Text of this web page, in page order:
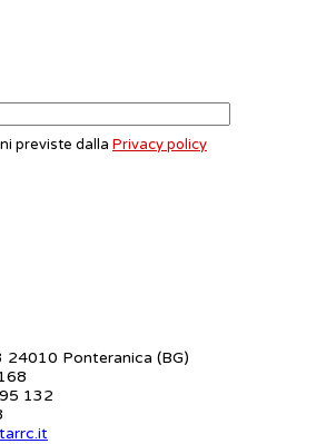
previste dalla Privacy policy
24010 Ponteranica (BG)
132